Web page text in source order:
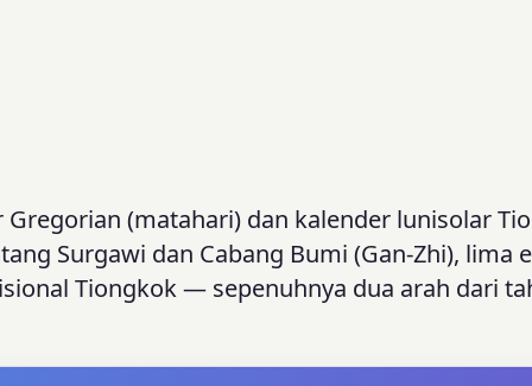
(matahari) dan kalender lunisolar
Surgawi dan Cabang Bumi (Gan-Zhi), lima
Tiongkok — sepenuhnya dua arah dari